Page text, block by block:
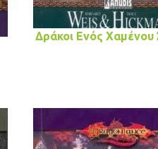
Δράκοι Ενός